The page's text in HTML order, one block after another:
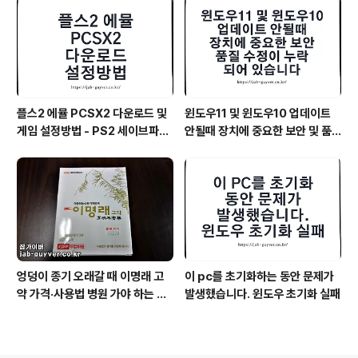
플스2 에뮬 PCSX2 다운로드 및
게임 설정방법 - PS2 세이브파일
윈도우11 및 윈도우10 업데이트
안될때 장치에 중요한 보안 및 품
엉덩이 종기 오래갈 때 이명래 고
약 가격·사용법 병원 가야 하는 기
이 pc를 초기화하는 동안 문제가
발생했습니다. 윈도우 초기화 실패